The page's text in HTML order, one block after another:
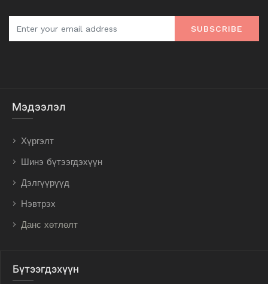
SUBSCRIBE
Мэдээлэл
Хүргэлт
Шинэ бүтээгдэхүүн
Дэлгүүрүүд
Нэвтрэх
Данс хөтлөлт
Бүтээгдэхүүн